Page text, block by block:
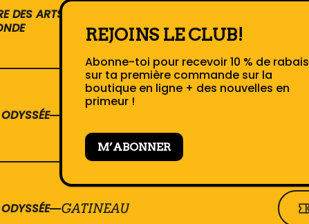
DES ARTS JULIETTE
HYACINTHE
GATINEAU
REJOINS LE CLUB!
Abonne-toi pour recevoir 10 % de rabais
sur ta première commande sur la
boutique en ligne + des nouvelles en
primeur !
M’ABONNER